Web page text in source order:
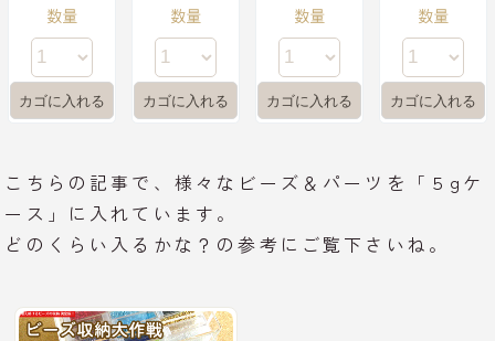
数量
数量
数量
数量
こちらの記事で、様々なビーズ＆パーツを「５gケ
ース」に入れています。
どのくらい入るかな？の参考にご覧下さいね。